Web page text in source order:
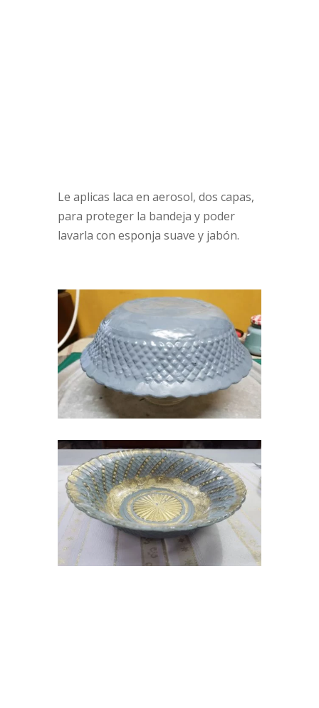
Le aplicas laca en aerosol, dos capas,
para proteger la bandeja y poder
lavarla con esponja suave y jabón.